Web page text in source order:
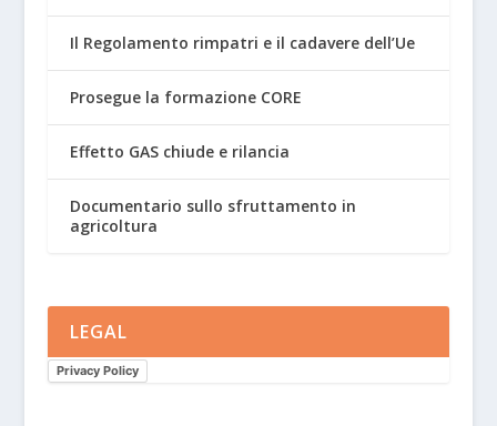
Il Regolamento rimpatri e il cadavere dell’Ue
Prosegue la formazione CORE
Effetto GAS chiude e rilancia
Documentario sullo sfruttamento in
agricoltura
LEGAL
Privacy Policy